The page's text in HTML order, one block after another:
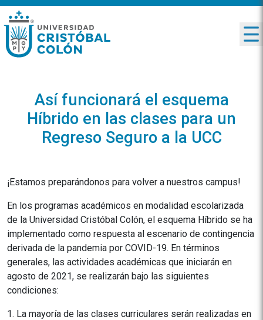
Así funcionará el esquema
Híbrido en las clases para un
Regreso Seguro a la UCC
¡Estamos preparándonos para volver a nuestros campus!
En los programas académicos en modalidad escolarizada
de la Universidad Cristóbal Colón, el esquema Híbrido se ha
implementado como respuesta al escenario de contingencia
derivada de la pandemia por COVID-19. En términos
generales, las actividades académicas que iniciarán en
agosto de 2021, se realizarán bajo las siguientes
condiciones:
1. La mayoría de las clases curriculares serán realizadas en